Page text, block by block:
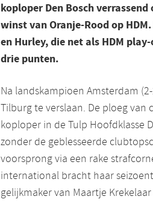
koploper Den Bosch
winst van Oranje-Rood op
en Hurley, die net als HDM
drie punten.
Na landskampioen Amsterdam
Tilburg te verslaan. De ploeg
koploper in de Tulp Hoofdklasse
zonder de geblesseerde
voorsprong via een rake
international bracht haar
gelijkmaker van Maartje